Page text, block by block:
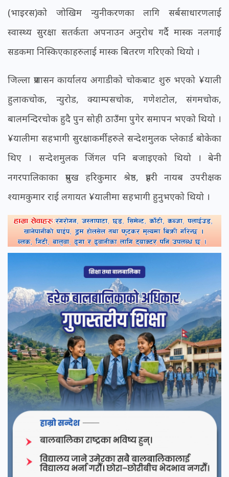
(भाइरस)को जोखिम न्युनीकरणका लागि सर्बसाधारणलाई
स्वास्थ्य सुरक्षा सतर्कता अपनाउन अनुरोध गर्दै मास्क नलगाई
सडकमा निस्किएकाहरुलाई मास्क बितरण गरिएको थियो ।
जिल्ला प्रशासन कार्यालय अगाडीको चोकबाट शुरु भएको ¥याली
हुलाकचोक, न्युरोड, क्याम्पसचोक, गणेशटोल, संगमचोक,
बालमन्दिरचोक हुदै पुन सोही ठाउँमा पुगेर समापन भएको थियो ।
¥यालीमा सहभागी सुरक्षाकर्मीहरुले सन्देशमुलक प्लेकार्ड बोकेका
थिए । सन्देशमुलक जिंगल पनि बजाइएको थियो । बेनी
नगरपालिकाका प्रमुख हरिकुमार श्रेष्ठ, प्रहरी नायब उपरीक्षक
श्यामकुमार राई लगायत ¥यालीमा सहभागी हुनुभएको थियो ।